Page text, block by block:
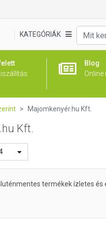
KATEGÓRIÁK
Blog
Online
Majomkenyér.hu Kft.
Kft.
termékek ízletes és